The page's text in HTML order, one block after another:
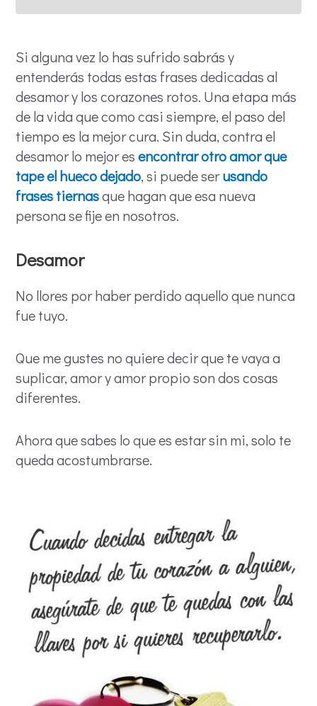
Si alguna vez lo has sufrido sabrás y
entenderás todas estas frases dedicadas al
desamor y los corazones rotos. Una etapa más
de la vida que como casi siempre, el paso del
tiempo es la mejor cura. Sin duda, contra el
desamor lo mejor esencontrar otro amor que
tape el hueco dejado, si puede serusando
frases tiernasque hagan que esa nueva
persona se fije en nosotros.
Desamor
No llores por haber perdido aquello que nunca
fue tuyo.
Que me gustes no quiere decir que te vaya a
suplicar, amor y amor propio son dos cosas
diferentes.
Ahora que sabes lo que es estar sin mi, solo te
queda acostumbrarse.